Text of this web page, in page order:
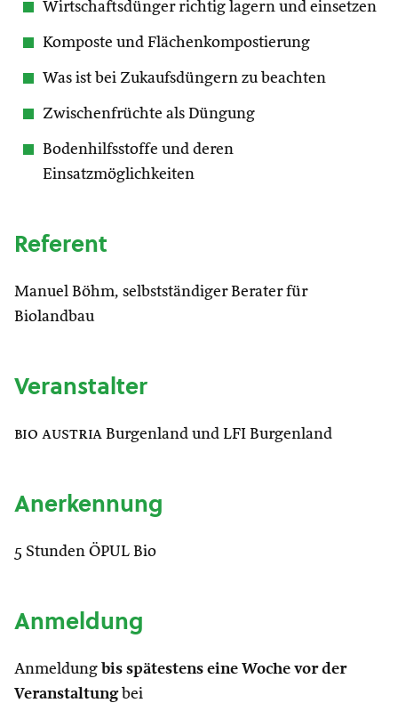
Wirtschaftsdünger richtig lagern und einsetzen
Komposte und Flächenkompostierung
Was ist bei Zukaufsdüngern zu beachten
Zwischenfrüchte als Düngung
Bodenhilfsstoffe und deren
Einsatzmöglichkeiten
Referent
Manuel Böhm, selbstständiger Berater für
Biolandbau
Veranstalter
bio austria Burgenland und LFI Burgenland
Anerkennung
5 Stunden ÖPUL Bio
Anmeldung
Anmeldung bis spätestens eine Woche vor der
Veranstaltungbei